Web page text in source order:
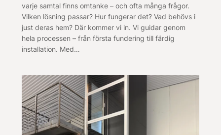
varje samtal finns omtanke – och ofta många frågor.
Vilken lösning passar? Hur fungerar det? Vad behövs i
just deras hem? Där kommer vi in. Vi guidar genom
hela processen – från första fundering till färdig
installation. Med…